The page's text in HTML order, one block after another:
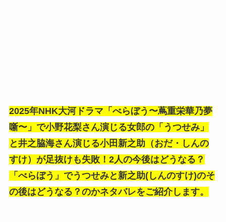
2025年NHK大河ドラマ「べらぼう〜蔦重栄華乃夢
噺〜」で小野花梨さん演じる女郎の「うつせみ」
と井之脇海さん演じる小田新之助（おだ・しんの
すけ）が足抜けも失敗！2人の今後はどうなる？
「べらぼう」でうつせみと新之助(しんのすけ)のそ
の後はどうなる？のかネタバレをご紹介します。